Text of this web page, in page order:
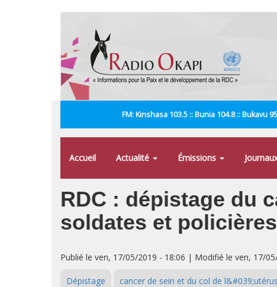
FM: Kinshasa 103.5 :: Bunia 104.8 :: Bukavu
Accueil Actualité Émissions
RDC : dépistage du
soldates et
Publié le ven, 17/05/2019 - 18:06 | Modifié le ven, 17/
Dépistage cancer de sein et du col de l&#039;utérus